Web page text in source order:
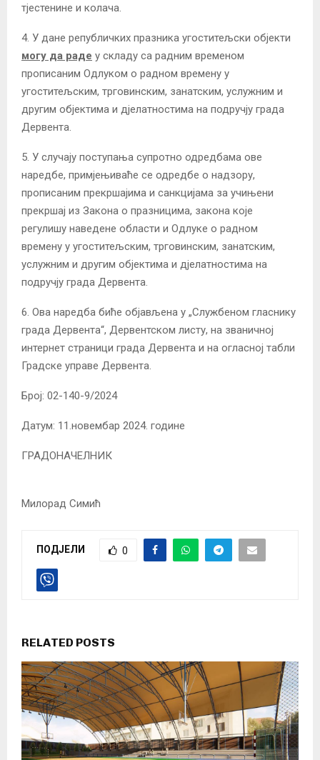
тјестенине и колача.
4. У дане републичких празника угоститељски објекти
могу да раде у складу са радним временом
прописаним Одлуком о радном времену у
угоститељским, трговинским, занатским, услужним и
другим објектима и дјелатностима на подручју града
Дервента.
5. У случају поступања супротно одредбама ове
наредбе, примјењиваће се одредбе о надзору,
прописаним прекршајима и санкцијама за учињени
прекршај из Закона о празницима, закона које
регулишу наведене области и Одлуке о радном
времену у угоститељским, трговинским, занатским,
услужним и другим објектима и дјелатностима на
подручју града Дервента.
6. Ова наредба биће објављена у „Службеном гласнику
града Дервента“, Дервентском листу, на званичној
интернет страници града Дервента и на огласној табли
Градске управе Дервента.
Број: 02-140-9/2024
Датум: 11.новембар 2024. године
ГРАДОНАЧЕЛНИК
Милорад Симић
ПОДЈЕЛИ 0
RELATED POSTS